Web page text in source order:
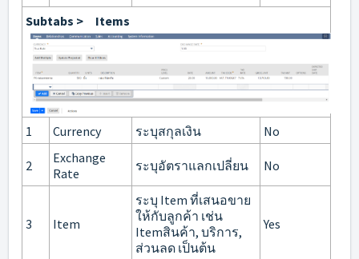
Subtabs > Items
1 Currency ระบุสกุลเงิน No
2
Exchange
Rate
ระบุอัตราแลกเปลี่ยน No
3 Item
ระบุ Item ที่เสนอขาย
ให้กับลูกค้า เช่น
Itemสินค้า, บริการ,
ส่วนลด เป็นต้น
Yes